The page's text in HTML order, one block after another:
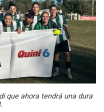
que ahora tendrá una dura